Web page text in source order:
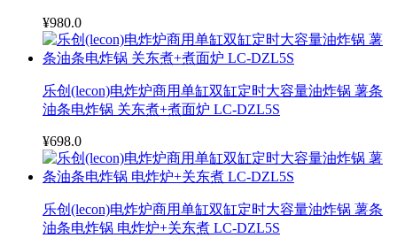
¥980.0
乐创(lecon)电炸炉商用单缸双缸定时大容量油炸锅 薯条
油条电炸锅 关东煮+煮面炉 LC-DZL5S
¥698.0
乐创(lecon)电炸炉商用单缸双缸定时大容量油炸锅 薯条
油条电炸锅 电炸炉+关东煮 LC-DZL5S